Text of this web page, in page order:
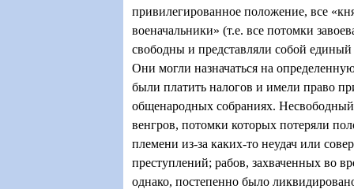
привилегированное положение, все
военачальники» (т.е. все потомки
свободны и представляли собой
Они могли назначаться на
были платить налогов и имели право
общенародных собраниях. Несвободный
венгров, потомки которых потеряли
племени из-за каких-то неудач или
преступлений; рабов, захваченных во
однако, постепенно было